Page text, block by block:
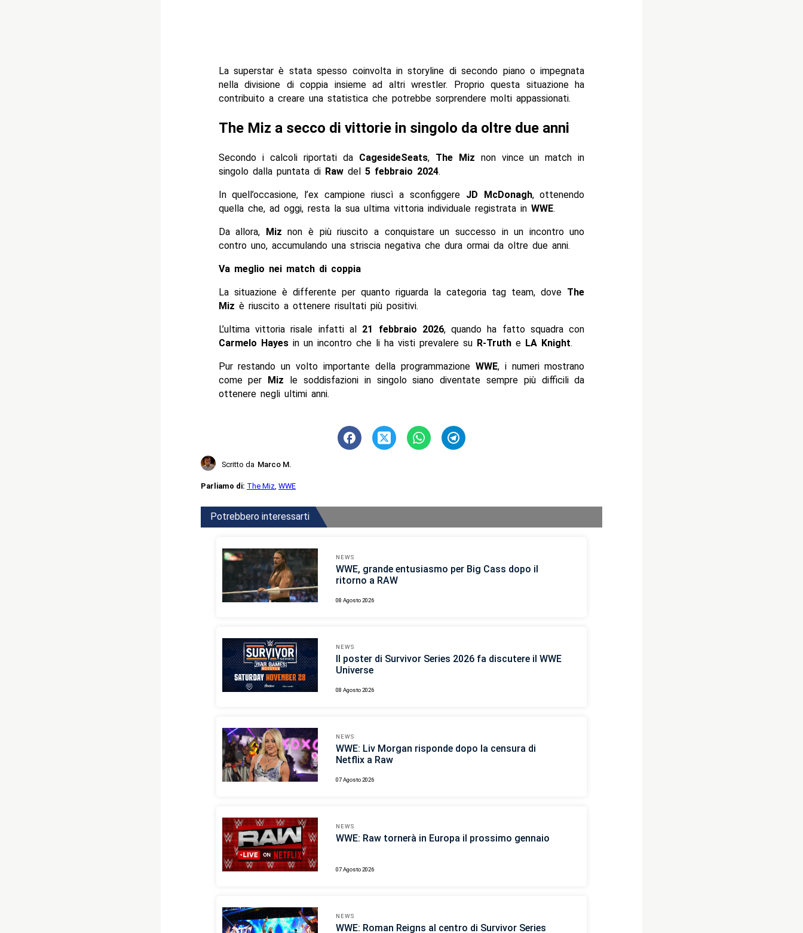
La superstar è stata spesso coinvolta in storyline di secondo piano o impegnata
nella divisione di coppia insieme ad altri wrestler. Proprio questa situazione ha
contribuito a creare una statistica che potrebbe sorprendere molti appassionati.
The Miz a secco di vittorie in singolo da oltre due anni
Secondo i calcoli riportati da CagesideSeats, The Miz non vince un match in
singolo dalla puntata di Rawdel 5 febbraio 2024.
In quell’occasione, l’ex campione riuscì a sconfiggere JD McDonagh, ottenendo
quella che, ad oggi, resta la sua ultima vittoria individuale registrata in WWE.
Da allora, Miz non è più riuscito a conquistare un successo in un incontro uno
contro uno, accumulando una striscia negativa che dura ormai da oltre due anni.
Va meglio nei match di coppia
La situazione è differente per quanto riguarda la categoria tag team, dove The
Miz è riuscito a ottenere risultati più positivi.
L’ultima vittoria risale infatti al 21 febbraio 2026, quando ha fatto squadra con
Carmelo Hayesin un incontro che li ha visti prevalere su R-Truthe LA Knight.
Pur restando un volto importante della programmazione WWE, i numeri mostrano
come per Miz le soddisfazioni in singolo siano diventate sempre più difficili da
ottenere negli ultimi anni.
Scritto da Marco M.
Parliamo di: The Miz WWE
Potrebbero interessarti
NEWS
WWE, grande entusiasmo per Big Cass dopo il
ritorno a RAW
08 Agosto 2026
NEWS
Il poster di Survivor Series 2026 fa discutere il WWE
Universe
08 Agosto 2026
NEWS
WWE: Liv Morgan risponde dopo la censura di
Netflix a Raw
07 Agosto 2026
NEWS
WWE: Raw tornerà in Europa il prossimo gennaio
07 Agosto 2026
NEWS
WWE: Roman Reigns al centro di Survivor Series